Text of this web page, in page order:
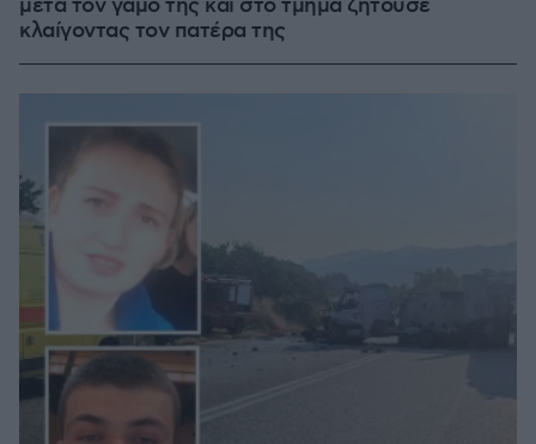
μετά τον γάμο της και στο τμήμα ζητούσε
κλαίγοντας τον πατέρα της